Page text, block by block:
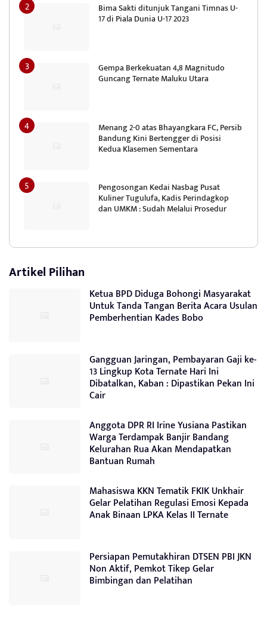
Bima Sakti ditunjuk Tangani Timnas U-
17 di Piala Dunia U-17 2023
Gempa Berkekuatan 4,8 Magnitudo
Guncang Ternate Maluku Utara
Menang 2-0 atas Bhayangkara FC, Persib
Bandung Kini Bertengger di Posisi
Kedua Klasemen Sementara
Pengosongan Kedai Nasbag Pusat
Kuliner Tugulufa, Kadis Perindagkop
dan UMKM : Sudah Melalui Prosedur
Artikel Pilihan
Ketua BPD Diduga Bohongi Masyarakat
Untuk Tanda Tangan Berita Acara Usulan
Pemberhentian Kades Bobo
Gangguan Jaringan, Pembayaran Gaji ke-
13 Lingkup Kota Ternate Hari Ini
Dibatalkan, Kaban : Dipastikan Pekan Ini
Cair
Anggota DPR RI Irine Yusiana Pastikan
Warga Terdampak Banjir Bandang
Kelurahan Rua Akan Mendapatkan
Bantuan Rumah
Mahasiswa KKN Tematik FKIK Unkhair
Gelar Pelatihan Regulasi Emosi Kepada
Anak Binaan LPKA Kelas II Ternate
Persiapan Pemutakhiran DTSEN PBI JKN
Non Aktif, Pemkot Tikep Gelar
Bimbingan dan Pelatihan